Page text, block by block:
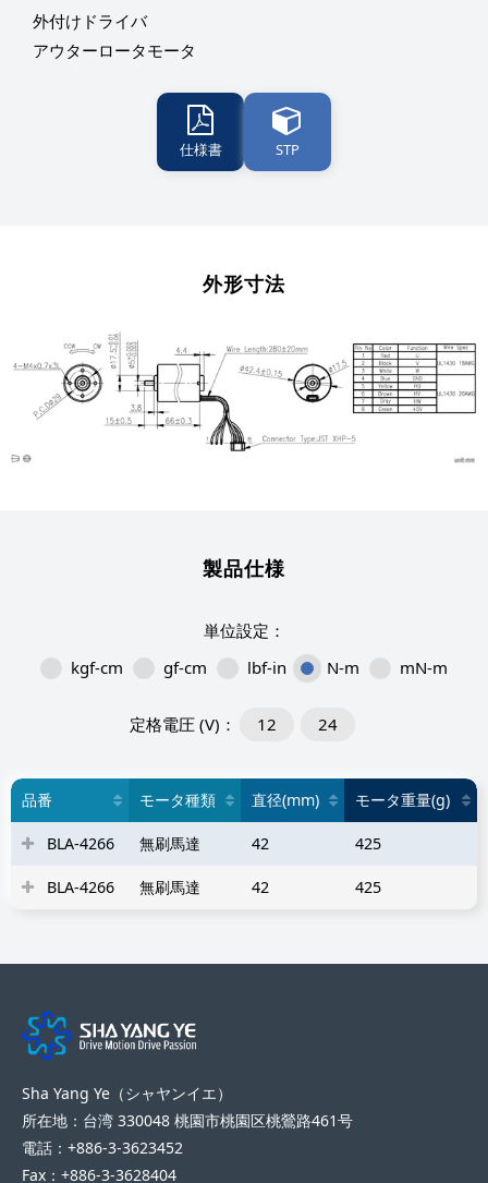
外付けドライバ
アウターロータモータ
仕様書 STP
外形寸法
製品仕様
kgf-cm gf-cm lbf-in N-m mN-m
12 24
品番 モータ種類 直径(mm) モータ重量(g)
BLA-4266 無刷馬達 42 425
BLA-4266 無刷馬達 42 425
Sha Yang Ye（シャヤンイエ）
所在地：台湾 330048 桃園市桃園区桃鶯路461号
電話：+886-3-3623452
Fax：+886-3-3628404